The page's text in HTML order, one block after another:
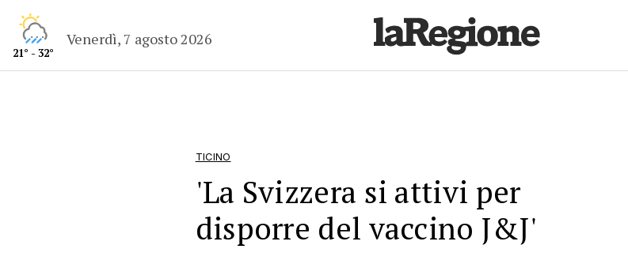
21° - 32°
Venerdì, 7 agosto 2026
TICINO
'La Svizzera si attivi per
disporre del vaccino J&J'